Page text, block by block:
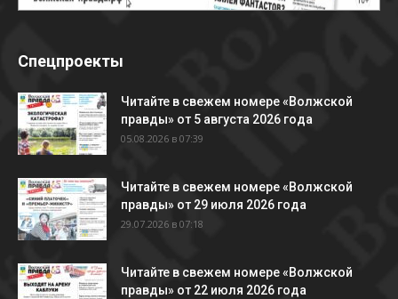
Спецпроекты
Читайте в свежем номере «Волжской
правды» от 5 августа 2026 года
05.08.2026 в 07:39
Читайте в свежем номере «Волжской
правды» от 29 июля 2026 года
29.07.2026 в 07:18
Читайте в свежем номере «Волжской
правды» от 22 июля 2026 года